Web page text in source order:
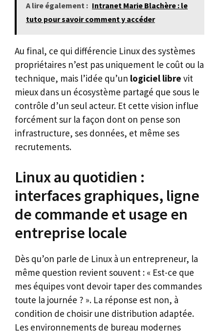
A lire également : Intranet Marie Blachère : le
tuto pour savoir comment y accéder
Au final, ce qui différencie Linux des systèmes
propriétaires n’est pas uniquement le coût ou la
technique, mais l’idée qu’un logiciel libre vit
mieux dans un écosystème partagé que sous le
contrôle d’un seul acteur. Et cette vision influe
forcément sur la façon dont on pense son
infrastructure, ses données, et même ses
recrutements.
Linux au quotidien :
interfaces graphiques, ligne
de commande et usage en
entreprise locale
Dès qu’on parle de Linux à un entrepreneur, la
même question revient souvent : « Est-ce que
mes équipes vont devoir taper des commandes
toute la journée ? ». La réponse est non, à
condition de choisir une distribution adaptée.
Les environnements de bureau modernes